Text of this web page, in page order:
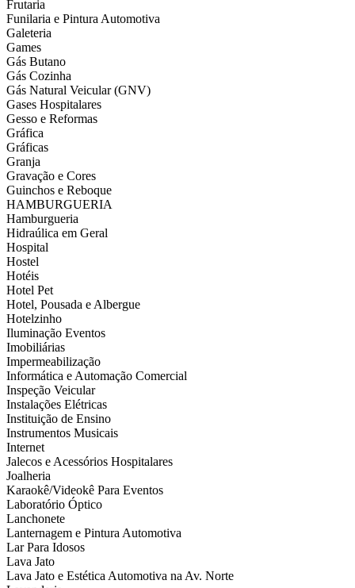
Frutaria
Funilaria e Pintura Automotiva
Galeteria
Games
Gás Butano
Gás Cozinha
Gás Natural Veicular (GNV)
Gases Hospitalares
Gesso e Reformas
Gráfica
Gráficas
Granja
Gravação e Cores
Guinchos e Reboque
HAMBURGUERIA
Hamburgueria
Hidraúlica em Geral
Hospital
Hostel
Hotéis
Hotel Pet
Hotel, Pousada e Albergue
Hotelzinho
Iluminação Eventos
Imobiliárias
Impermeabilização
Informática e Automação Comercial
Inspeção Veicular
Instalações Elétricas
Instituição de Ensino
Instrumentos Musicais
Internet
Jalecos e Acessórios Hospitalares
Joalheria
Karaokê/Videokê Para Eventos
Laboratório Óptico
Lanchonete
Lanternagem e Pintura Automotiva
Lar Para Idosos
Lava Jato
Lava Jato e Estética Automotiva na Av. Norte